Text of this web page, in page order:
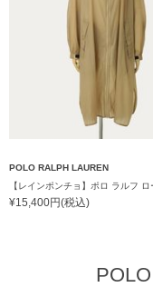
POLO RALPH LAUREN
¥15,400円(税込)